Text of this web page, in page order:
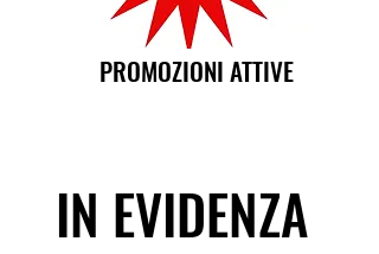
PROMOZIONI ATTIVE
IN EVIDENZA